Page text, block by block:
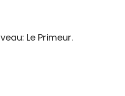
Le Primeur.